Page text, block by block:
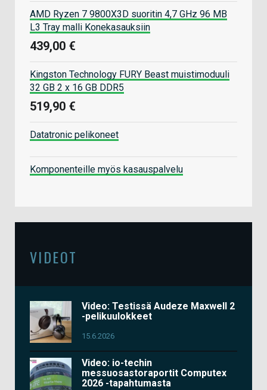
AMD Ryzen 7 9800X3D suoritin 4,7 GHz 96 MB
L3 Tray malli Konekasauksiin
439,00 €
Kingston Technology FURY Beast muistimoduuli
32 GB 2 x 16 GB DDR5
519,90 €
Datatronic pelikoneet
Komponenteille myös kasauspalvelu
VIDEOT
Video: Testissä Audeze Maxwell 2
-pelikuulokkeet
15.6.2026
Video: io-techin
messuosastoraportit Computex
2026 -tapahtumasta